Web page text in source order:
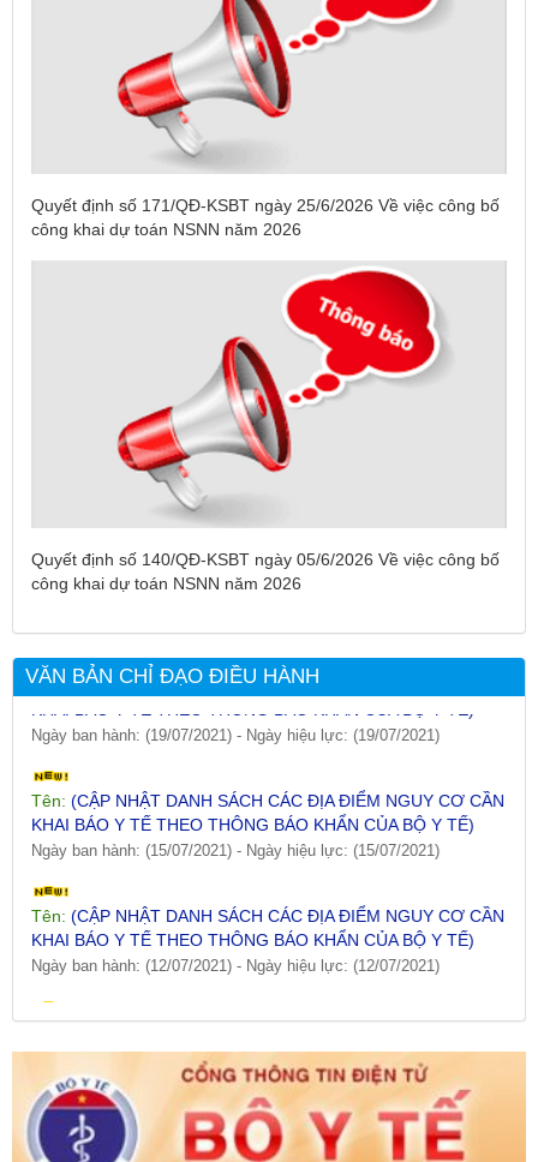
Quyết định số 171/QĐ-KSBT ngày 25/6/2026 Về việc công bố
công khai dự toán NSNN năm 2026
Quyết định số 140/QĐ-KSBT ngày 05/6/2026 Về việc công bố
công khai dự toán NSNN năm 2026
VĂN BẢN CHỈ ĐẠO ĐIỀU HÀNH
(DANH SÁCH CÁC ĐỊA PHƯƠNG ĐANG THỰC HIỆN
CÁCH LY XÃ HỘI VÀ GIÃN CÁCH XÃ HỘI TÍNH ĐẾN 17H
NGÀY 25/7/2021)
Ngày ban hành: (26/07/2021) -Ngày hiệu lực: (26/07/2021)
KHAI BÁO Y TẾ THEO THÔNG BÁO KHẨN CỦA BỘ Y TẾ)
Ngày ban hành: (19/07/2021) -Ngày hiệu lực: (19/07/2021)
KHAI BÁO Y TẾ THEO THÔNG BÁO KHẨN CỦA BỘ Y TẾ)
Ngày ban hành: (15/07/2021) -Ngày hiệu lực: (15/07/2021)
KHAI BÁO Y TẾ THEO THÔNG BÁO KHẨN CỦA BỘ Y TẾ)
Ngày ban hành: (12/07/2021) -Ngày hiệu lực: (12/07/2021)
KHAI BÁO Y TẾ THEO THÔNG BÁO KHẨN CỦA BỘ Y TẾ)
Tên:(CẬP NHẬT DANH SÁCH CÁC ĐỊA ĐIỂM NGUY CƠ CẦN
KHAI BÁO Y TẾ THEO THÔNG BÁO KHẨN CỦA BỘ Y TẾ)
Ngày ban hành: (06/07/2021) -Ngày hiệu lực: (06/07/2021)